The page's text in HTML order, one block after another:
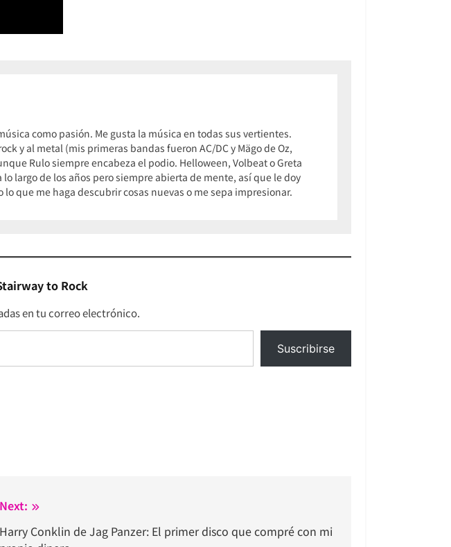
como pasión. Me gusta la música en todas sus vertientes.
y al metal (mis primeras bandas fueron AC/DC y Mägo de Oz,
Rulo siempre encabeza el podio. Helloween, Volbeat o Greta
largo de los años pero siempre abierta de mente, así que le doy
que me haga descubrir cosas nuevas o me sepa impresionar.
to Rock
en tu correo electrónico.
Suscribirse
Next:
Harry Conklin de Jag Panzer: El primer disco que compré con mi